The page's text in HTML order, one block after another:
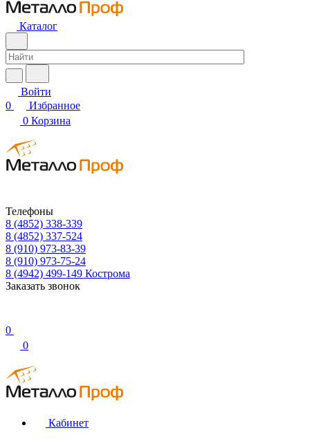
Каталог
Войти
0
Избранное
0 Корзина
Телефоны
8 (4852) 338-339
8 (4852) 337-524
8 (910) 973-83-39
8 (910) 973-75-24
8 (4942) 499-149 Кострома
Заказать звонок
0
0
Кабинет